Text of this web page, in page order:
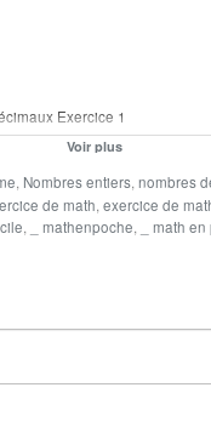
Exercice 1
pour plus du
مزيد من الدروس و
Voir plus
, Nombres entiers, nombres
de math, exercice de
, _ mathenpoche, _ math